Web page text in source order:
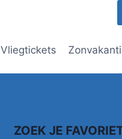
Vliegtickets
ZOEK JE